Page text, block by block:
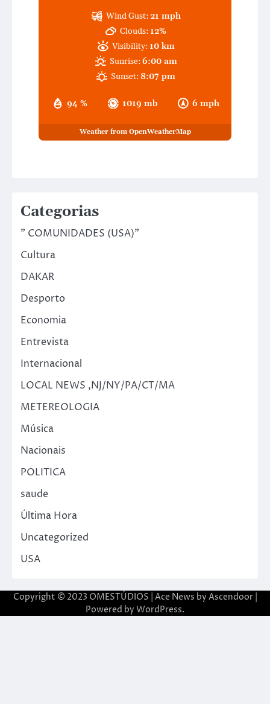
94 % 1019 mb 6 mph
Wind Gust:21 mph
Clouds: 12%
Visibility: 10 km
Sunrise:6:00 am
Sunset:8:07 pm
Weather from OpenWeatherMap
Categorias
" COMUNIDADES (USA)"
Cultura
DAKAR
Desporto
Economia
Entrevista
Internacional
LOCAL NEWS ,NJ/NY/PA/CT/MA
METEREOLOGIA
Música
Nacionais
POLITICA
saude
Última Hora
Uncategorized
USA
Copyright © 2023 OMESTÚDIOS | Ace News by Ascendoor|
Powered by WordPress.